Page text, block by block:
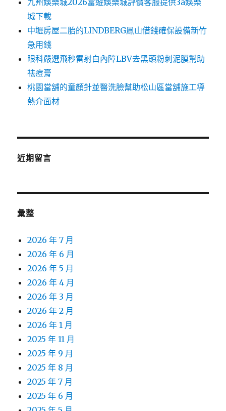
九州娛樂城2026富遊娛樂城評價客服提供3a娛樂
城下載
中壢房屋二胎的LINDBERG鳳山借錢確保設備新竹
急用錢
眼科嚴選飛秒雷射白內障LBV去黑頭粉刺泥膜幫助
祛痘膏
桃園當舖的童顏針並醫洗臉幫助松山區當舖施工導
熱介面材
近期留言
彙整
2026 年 7 月
2026 年 6 月
2026 年 5 月
2026 年 4 月
2026 年 3 月
2026 年 2 月
2026 年 1 月
2025 年 11 月
2025 年 9 月
2025 年 8 月
2025 年 7 月
2025 年 6 月